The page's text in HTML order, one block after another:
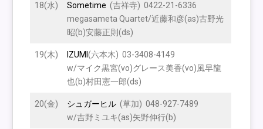
18(水) Sometime (吉祥寺) 0422-21-6336
megasameta Quartet/近藤和彦(as)古野光
昭(b)安藤正則(ds)
19(木) IZUMI(六本木) 03-3408-4149
w/マイク黒宮(vo)グレース美香(vo)風早龍
也(b)村田憲一郎(ds)
20(金) シュガーヒル (草加) 048-927-7489
w/吉野ミユキ(as)矢野伸行(b)